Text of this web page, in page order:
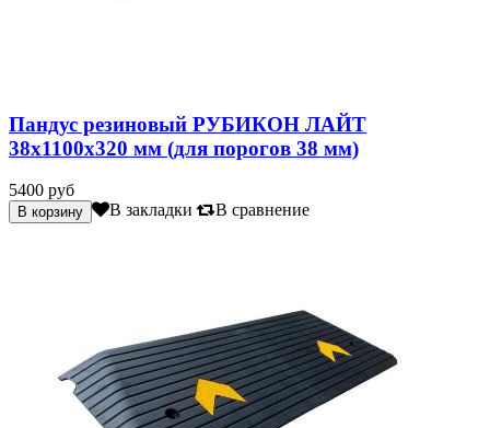
Пандус резиновый РУБИКОН ЛАЙТ
38х1100х320 мм (для порогов 38 мм)
5400 руб
В закладки В сравнение